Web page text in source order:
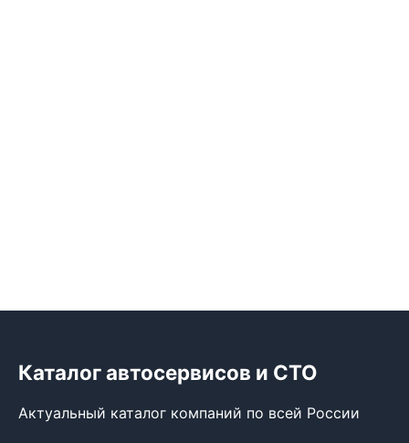
Каталог автосервисов и СТО
Актуальный каталог компаний по всей России